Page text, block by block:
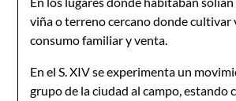
viña o terreno cercano donde cultivar
consumo familiar y venta.
En el S. XIV se experimenta un
grupo de la ciudad al campo, estando